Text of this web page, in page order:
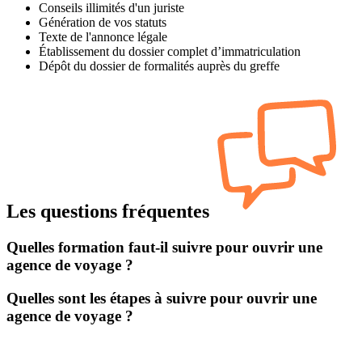
Conseils illimités d'un juriste
Génération de vos statuts
Texte de l'annonce légale
Établissement du dossier complet d’immatriculation
Dépôt du dossier de formalités auprès du greffe
Les questions fréquentes
Quelles formation faut-il suivre pour ouvrir une
agence de voyage ?
Quelles sont les étapes à suivre pour ouvrir une
agence de voyage ?